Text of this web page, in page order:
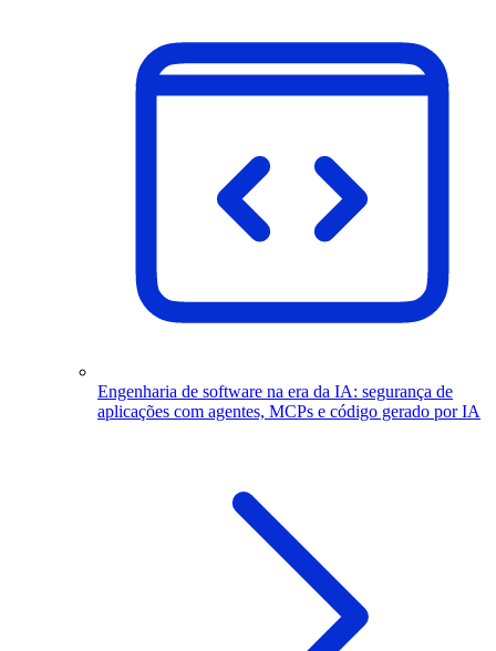
Engenharia de software na era da IA: segurança de
aplicações com agentes, MCPs e código gerado por IA